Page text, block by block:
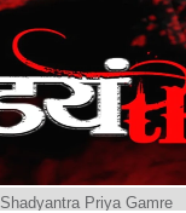
Shadyantra Priya Gamre